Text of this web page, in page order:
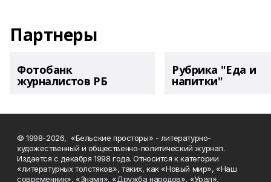
Партнеры
Фотобанк
журналистов РБ
Рубрика "Еда и
напитки"
© 1998-2026, «Бельские просторы» - литературно-
художественный и общественно-политический журнал.
Издается с декабря 1998 года. Относится к категории
«литературных толстяков», таких, как «Новый мир», «Наш
современник», «Знамя», «Дружба народов», «Урал».